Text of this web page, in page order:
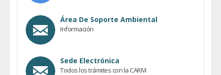
Área De Soporte Ambiental
Información
Sede Electrónica
Todos los trámites con la CARM